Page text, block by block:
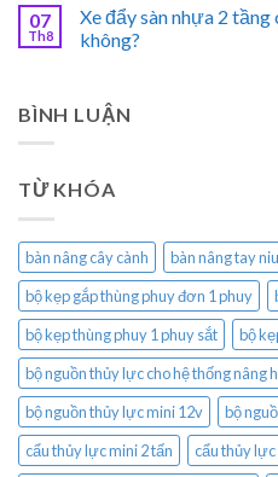
07
Th8
Xe đẩy sàn nhựa 2
không?
BÌNH LUẬN
TỪ KHÓA
bàn nâng cây cành bàn nâng tay
bộ kẹp gắp thùng phuy đơn 1 phuy
bộ kẹp thùng phuy 1 phuy sắt
bộ
bộ nguồn thủy lực cho hệ thống nâng
bộ nguồn thủy lực mini 12v
bộ
cẩu thủy lực mini 2 tấn
cẩu thủy lực